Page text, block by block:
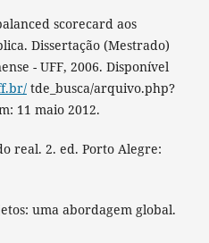
scorecard aos
Dissertação (Mestrado)
- UFF, 2006. Disponível
tde_busca/arquivo.php?
11 maio 2012.
real. 2. ed. Porto Alegre:
uma abordagem global.